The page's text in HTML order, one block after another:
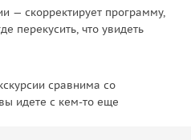
— скорректирует программу,
перекусить, что увидеть
сравнима со
идете с кем-то еще